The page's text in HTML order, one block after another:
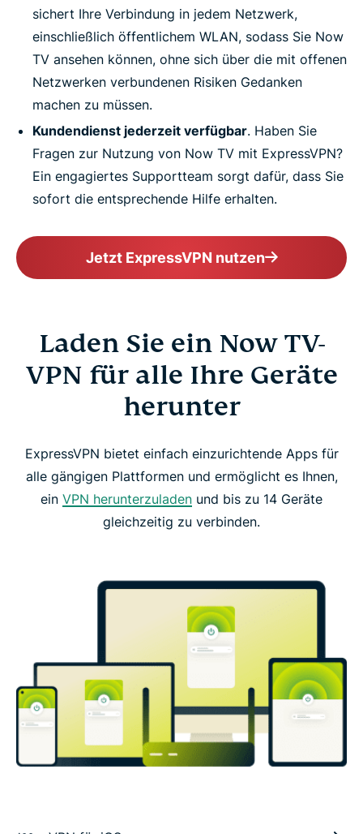
sichert Ihre Verbindung in jedem Netzwerk,
einschließlich öffentlichem WLAN, sodass Sie Now
TV ansehen können, ohne sich über die mit offenen
Netzwerken verbundenen Risiken Gedanken
machen zu müssen.
Kundendienst jederzeit verfügbar. Haben Sie
Fragen zur Nutzung von Now TV mit ExpressVPN?
Ein engagiertes Supportteam sorgt dafür, dass Sie
sofort die entsprechende Hilfe erhalten.
Jetzt ExpressVPN nutzen
Laden Sie ein Now TV-
VPN für alle Ihre Geräte
herunter
ExpressVPN bietet einfach einzurichtende Apps für
alle gängigen Plattformen und ermöglicht es Ihnen,
ein VPN herunterzuladen und bis zu 14 Geräte
gleichzeitig zu verbinden.